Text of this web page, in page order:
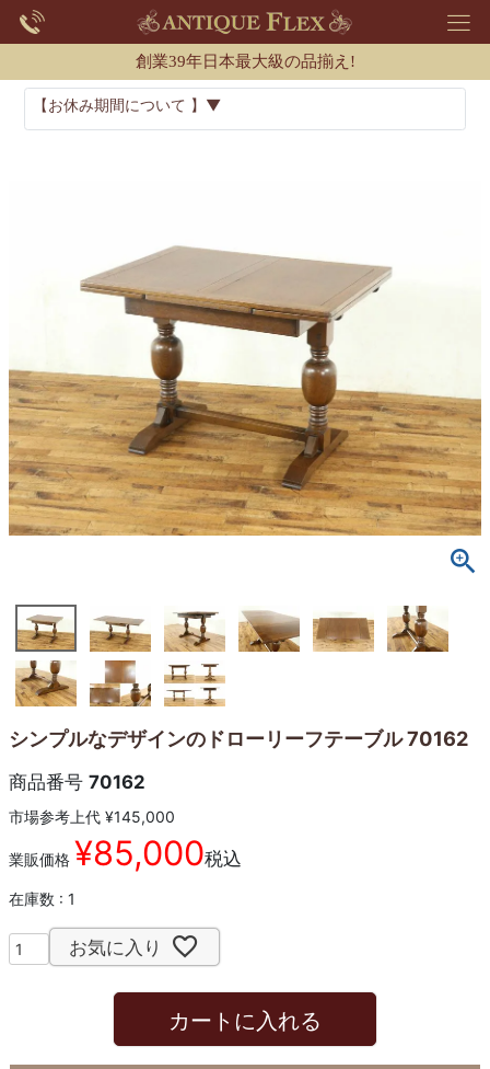
創業39年日本最大級の品揃え!
【お休み期間について 】▼
シンプルなデザインのドローリーフテーブル 70162
商品番号 70162
市場参考上代 ¥145,000
業販価格 ¥85,000税込
在庫数 1
お気に入り
カートに入れる